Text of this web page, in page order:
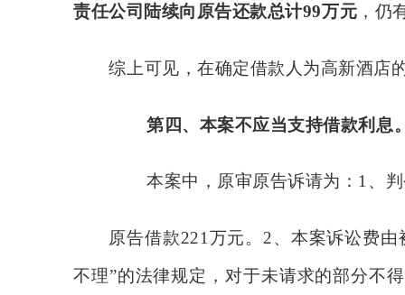
责任公司陆续向原告还款总计99万元 ，仍
综上可见，在确定借款人为高新酒店
第四、 本案不应当支持借款利息
本案中，原审原告诉请为： 1、
原告借款221万元。2、本案诉讼费
不理”的法律规定，对于未请求的部分不